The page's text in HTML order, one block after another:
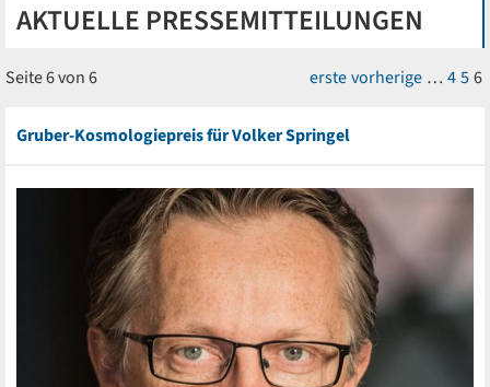
AKTUELLE PRESSEMITTEILUNGEN
Seite 6 von 6 erstevorherige … 456
Gruber-Kosmologiepreis für Volker Springel